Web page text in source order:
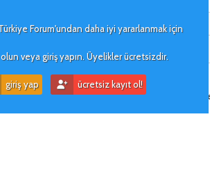
Forum'undan daha iyi yararlanmak için
veya giriş yapın. Üyelikler ücretsizdir.
giriş yap ücretsiz kayıt ol!
olur.
akllım oraya gitmiş Tokyo'da yapılan bir etkinlik.
?